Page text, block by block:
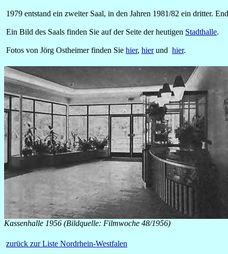
1979 entstand ein zweiter Saal, in den Jahren 1981/82 ein dritter.
Ein Bild des Saals finden Sie auf der Seite der heutigen Stadthalle.
Fotos von Jörg Ostheimer finden Sie hier, hierund hier.
Kassenhalle 1956 (Bildquelle: Filmwoche 48/1956)
zurück zur Liste Nordrhein-Westfalen